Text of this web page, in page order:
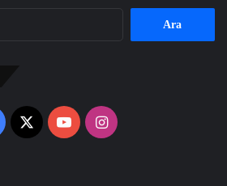
Facebook
X YouTubeInstagram